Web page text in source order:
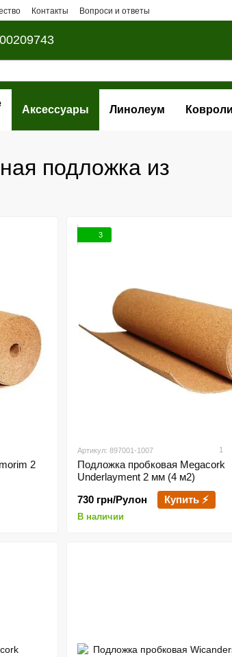
Контакты Вопроси и ответы
Аксессуары Линолеум
подложка из
2
3
Артикул: 897001-1007 1
Подложка пробковая Megacork
Underlayment 2 мм (4 м2)
730 грн/Рулон
Купить ⚡
В наличии